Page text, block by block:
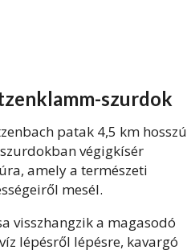
szurdok
patak 4,5 km hosszú
végigkísér
amely a természeti
mesél.
visszhangzik a magasodó
lépésről lépésre, kavargó